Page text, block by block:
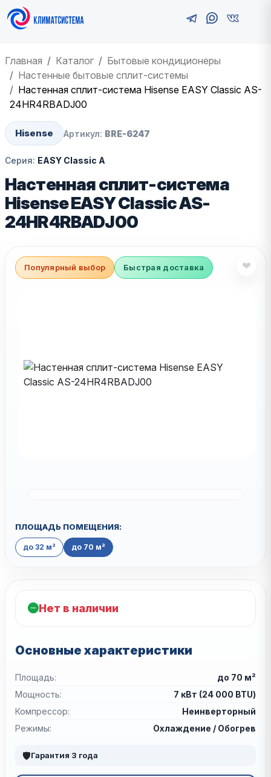
Главная Каталог
Бытовые кондиционеры
Настенные бытовые сплит-системы
Настенная сплит-система Hisense EASY Classic AS-
24HR4RBADJ00
Hisense Артикул: BRE-6247
Серия: EASY Classic A
Настенная сплит-система
Hisense EASY Classic AS-
24HR4RBADJ00
Популярный выбор Быстрая доставка ❤
ПЛОЩАДЬ ПОМЕЩЕНИЯ:
до 32 м² до 70 м²
Нет в наличии
Основные характеристики
Площадь:
до 70 м²
Мощность:
7 кВт (24 000 BTU)
Компрессор:
Неинверторный
Режимы:
Охлаждение / Обогрев
🛡Гарантия 3 года